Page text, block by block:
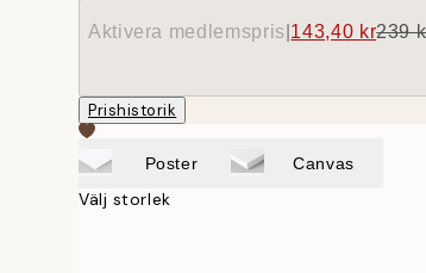
Aktivera medlemspris 143,40 kr239
Prishistorik
Poster Canvas
Välj storlek